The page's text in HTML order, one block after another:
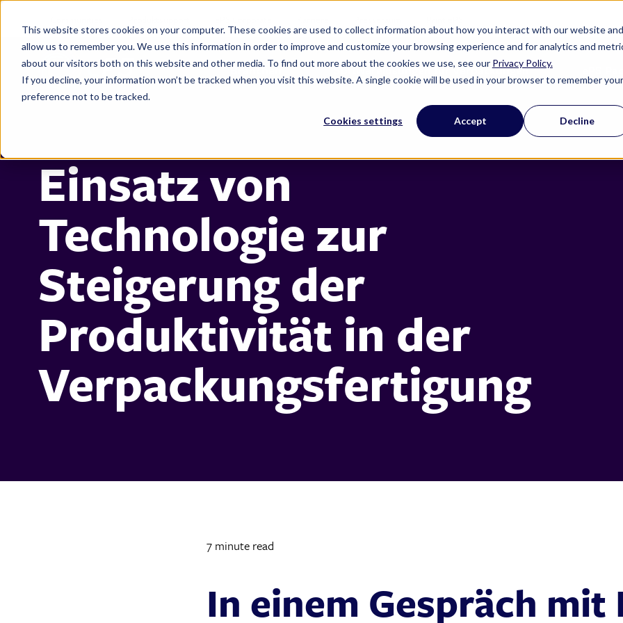
This website stores cookies on your computer. These cookies are used to collect information about how you interact with our website and
allow us to remember you. We use this information in order to improve and customize your browsing experience and for analytics and
about our visitors both on this website and other media. To find out more about the cookies we use, see our Privacy Policy.
If you decline, your information won’t be tracked when you visit this website. A single cookie will be used in your browser to remember your
preference not to be tracked.
Cookies settings Accept Decline
Branchen Softwarelösungen für Verpackungen ePS
Einsatz von
Technologie zur
Steigerung der
Produktivität in der
Verpackungsfertigung
7 minute read
In einem Gespräch mit